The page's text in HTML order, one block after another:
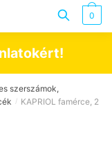
0
szerszámok,
/ KAPRIOL famérce, 2